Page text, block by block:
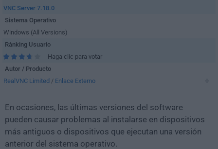
VNC Server 7.18.0
Sistema Operativo
Windows (All Versions)
Ránking Usuario
Haga clic para votar
Autor / Producto
RealVNC Limited / Enlace Externo
En ocasiones, las últimas versiones del software
pueden causar problemas al instalarse en dispositivos
más antiguos o dispositivos que ejecutan una versión
anterior del sistema operativo.